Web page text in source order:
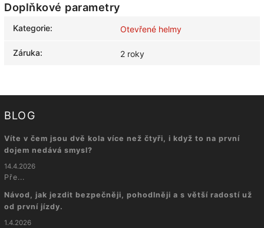
Doplňkové parametry
Kategorie: Otevřené helmy
Záruka: 2 roky
BLOG
Víte v čem jsou dvě kola více než čtyři, i když to na první
dojem nedává smysl?
14.4.2026
Pře...
Návod, jak jezdit bezpečněji, pohodlněji a s větší radostí už
od první jízdy.
1.4.2026